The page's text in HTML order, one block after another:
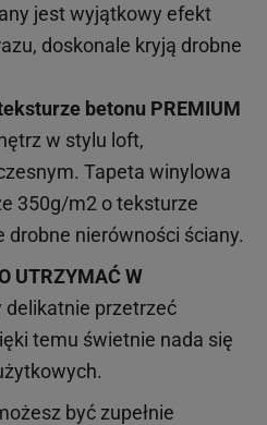
jest wyjątkowy efekt
doskonale kryją drobne
betonu PREMIUM
w stylu loft,
Tapeta winylowa
350g/m2 o teksturze
drobne nierówności ściany.
UTRZYMAĆ W
delikatnie przetrzeć
temu świetnie nada się
być zupełnie